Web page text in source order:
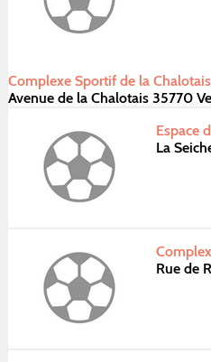
Complexe Sportif de la
Avenue de la Chalotais 35770
Espace
La
Rue de